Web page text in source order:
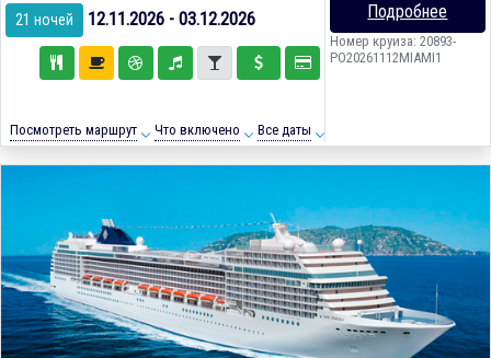
21 ночей 12.11.2026 - 03.12.2026
Посмотреть маршрут Что включено Все даты
Подробнее
Номер круиза: 20893-
PO20261112MIAMI1